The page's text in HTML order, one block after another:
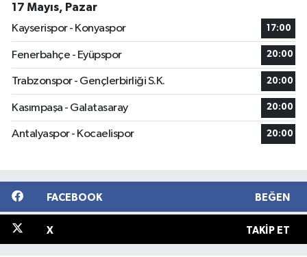
17 Mayıs, Pazar
Kayserispor - Konyaspor
17:00
Fenerbahçe - Eyüpspor 20:00
Trabzonspor - Gençlerbirliği S.K. 20:00
Kasımpaşa - Galatasaray 20:00
Antalyaspor - Kocaelispor 20:00
FACEBOOK BEĞEN
X TAKIP ET